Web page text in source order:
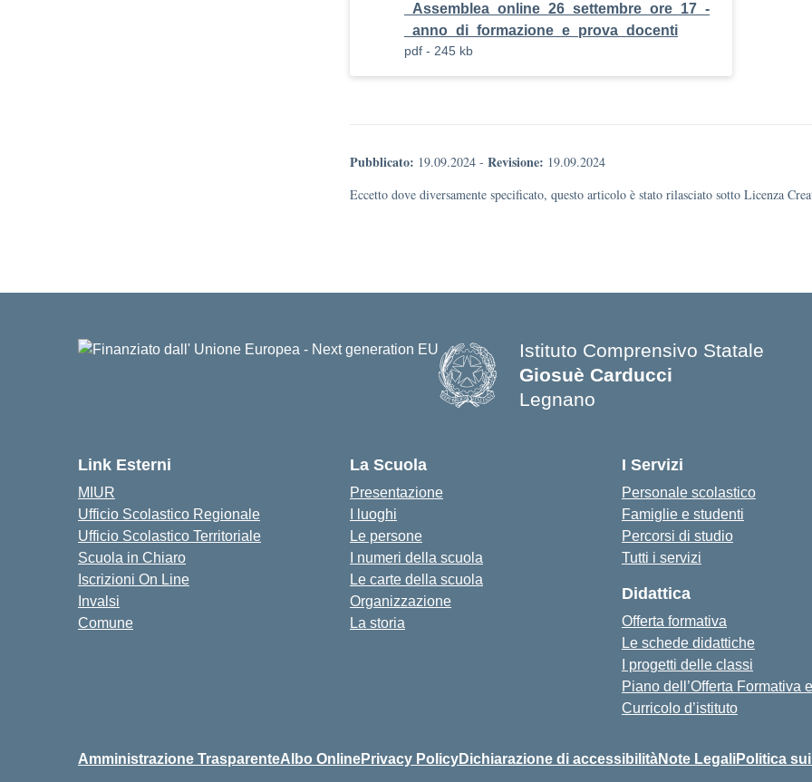
_Assemblea_online_26_settembre_ore_17_-
_anno_di_formazione_e_prova_docenti
pdf - 245 kb
Pubblicato: 19.09.2024 - Revisione: 19.09.2024
Eccetto dove diversamente specificato, questo articolo è stato rilasciato sotto Licenza
Istituto Comprensivo Statale
Giosuè Carducci
Legnano
Link Esterni
MIUR
Ufficio Scolastico Regionale
Ufficio Scolastico Territoriale
Scuola in Chiaro
Iscrizioni On Line
Invalsi
Comune
La Scuola
Presentazione
I luoghi
Le persone
I numeri della scuola
Le carte della scuola
Organizzazione
La storia
I Servizi
Personale scolastico
Famiglie e studenti
Percorsi di studio
Tutti i servizi
Didattica
Offerta formativa
Le schede didattiche
I progetti delle classi
Piano dell’Offerta Formativa
Curricolo d’istituto
Amministrazione TrasparenteAlbo OnlinePrivacy PolicyDichiarazione di accessibilitàNote LegaliPolitica